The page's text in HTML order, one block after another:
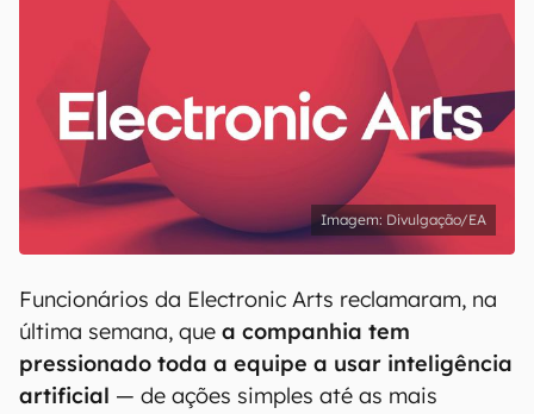
Divulgação/EA
Funcionários da Electronic Arts reclamaram, na
última semana, que a companhia tem
pressionado toda a equipe a usar inteligência
artificial — de ações simples até as mais